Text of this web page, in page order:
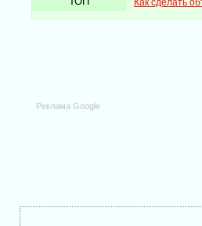
Как сделать
Реклама Google